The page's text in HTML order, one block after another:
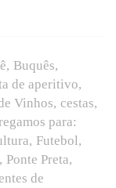
Buquês
de aperitivo
Vinhos cestas
para:
Futebol
Ponte Preta
de